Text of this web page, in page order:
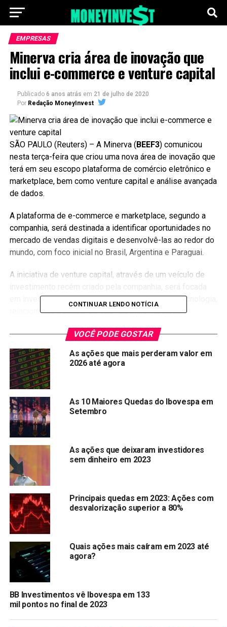
EMPRESAS
Minerva cria área de inovação que
inclui e-commerce e venture capital
Publicado 6 anos atrás em 21 de julho de 2020
Por Redação MoneyInvest
SÃO PAULO (Reuters) – A Minerva (BEEF3) comunicou
nesta terça-feira que criou uma nova área de inovação que
terá em seu escopo plataforma de comércio eletrônico e
marketplace, bem como venture capital e análise avançada
de dados.
A plataforma de e-commerce e marketplace, segundo a
companhia, será destinada a identificar oportunidades no
mercado de vendas digitais e desenvolvê-las ao redor do
mundo, com foco inicial no Brasil, Argentina e Paraguai.
A iniciativa de venture capital, através de um veículo de
em investimentos em start-ups e empresas de tecnologia,
relacionadas à cadeia de valor da Minerva, disse a
desenvolvimento e gerenciamento de dados estatísticos
e ferramentas de inteligência artificial para ajudar em
decisões operacionais, financeiras e de gerenciamento de
risco.
As informações são da Reuters
Compartilhar:
Copy
Link
WhatsApp
Twitter
Facebook
Reddit
Email
PRÓXIMA:
Fundador da Qualicorp preso emprestava jatinho e
helicóptero a Lula e tucanos
NÃO PERCA:
Engie e CDPQ levam restante da TAG por R$1 bi
CONTINUAR LENDO NOTÍCIA
VOCÊ PODE GOSTAR
As ações que mais perderam valor em
2026 até agora
As 10 Maiores Quedas do Ibovespa em
Setembro
As ações que deixaram investidores
sem dinheiro em 2023
Principais quedas em 2023: Ações com
desvalorização superior a 80%
Quais ações mais caíram em 2023 até
agora?
BB Investimentos vê Ibovespa em 133
mil pontos no final de 2023